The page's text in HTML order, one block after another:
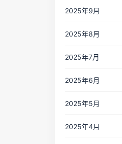
2025年9月
2025年8月
2025年7月
2025年6月
2025年5月
2025年4月